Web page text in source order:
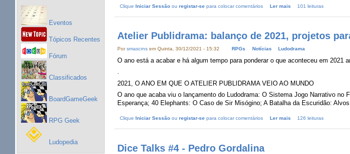
Eventos
Tópicos Recentes
Fórum
Classificados
BoardGameGeek
RPG Geek
Ludopedia
CliqueIniciar Sessão ouregistar-se para colocar comentários Ler mais 101 leituras
Atelier Publidrama: balanço de 2021, projetos
Porsmascrns em Quinta, 30/12/2021 - 15:32 RPGs Notícias Ludodrama
O ano está a acabar e há algum tempo para ponderar o que aconteceu em 2021
.
2021, O ANO EM QUE O ATELIER PUBLIDRAMA VEIO AO MUNDO
O ano que acaba viu o lançamento do Ludodrama: O Sistema Jogo Narrativo
Esperança; 40 Elephants: O Caso de Sir Misógino; A Batalha da Escuridão:
CliqueIniciar Sessão ouregistar-se para colocar comentários Ler mais 126 leituras
Dice Talks #4 - Pedro Gordalina